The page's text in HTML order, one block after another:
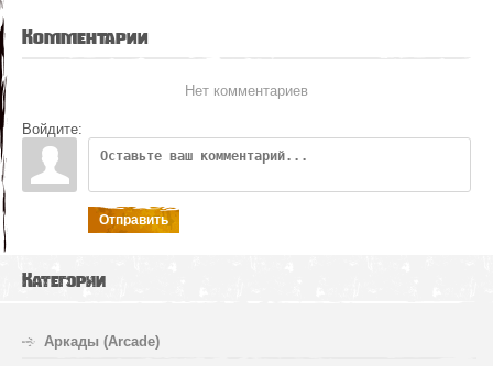
Комментарии
Нет комментариев
Войдите:
Отправить
Категории
Аркады (Arcade)